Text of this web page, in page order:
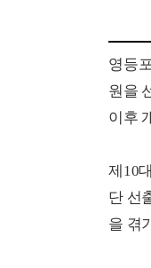
영등
원을
이후
제10
단 선
을 겪